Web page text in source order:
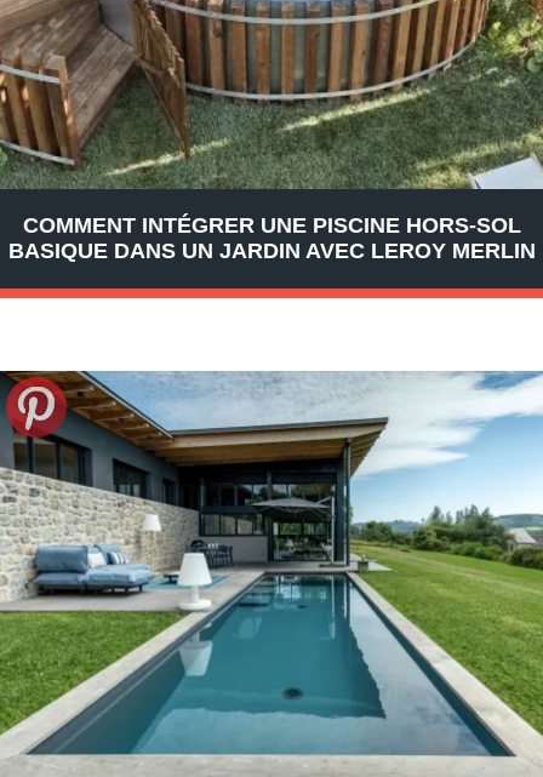
COMMENT INTÉGRER UNE PISCINE HORS-SOL
BASIQUE DANS UN JARDIN AVEC LEROY MERLIN